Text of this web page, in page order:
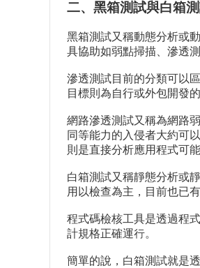
二、黑箱測試與白箱
黑箱測試又稱動態分析或
具協助如弱點掃描、滲透測
滲透測試目前的分類可以
目標則為自行或外包開發
網路滲透測試又稱為網路
同等能力的入侵者大約可
則是直接分析應用程式可
白箱測試又稱靜態分析或
用以檢查為主，目前也已
程式碼檢核工具是透過程
計規格正確運行。
簡單的說，白箱測試就是